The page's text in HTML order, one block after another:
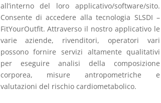
all’interno del loro applicativo/software/sito.
Consente di accedere alla tecnologia SLSDI –
FitYourOutfit. Attraverso il nostro applicativo le
varie aziende, rivenditori, operatori vari
possono fornire servizi altamente qualitativi
per eseguire analisi della composizione
corporea, misure antropometriche e
valutazioni del rischio cardiometabolico.